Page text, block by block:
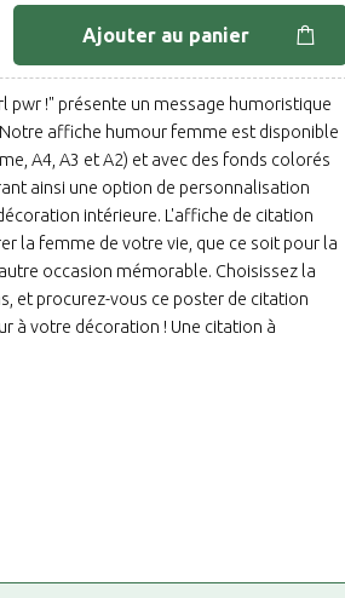
Ajouter au panier
!" présente un message humoristique
affiche humour femme est disponible
A4, A3 et A2) et avec des fonds colorés
ainsi une option de personnalisation
intérieure. L'affiche de citation
la femme de votre vie, que ce soit pour la
occasion mémorable. Choisissez la
et procurez-vous ce poster de citation
à votre décoration ! Une citation à